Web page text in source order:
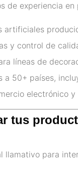
de experiencia
artificiales
y control de
líneas de
50+ países,
electrónico
tus
llamativo para